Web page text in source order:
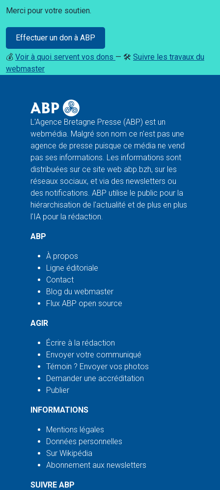
Merci pour votre soutien.
Effectuer un don à ABP
💰 Voir à quoi servent vos dons — 🛠️ Suivre les travaux du
webmaster
L'Agence Bretagne Presse (ABP) est un
webmédia. Malgré son nom ce n'est pas une
agence de presse puisque ce média ne vend
pas ses informations. Les informations sont
distribuées sur ce site web abp.bzh, sur les
réseaux sociaux, et via des newsletters ou
des notifications. ABP utilise le public pour la
hiérarchisation de l'actualité et de plus en plus
l'IA pour la rédaction.
ABP
À propos
Ligne éditoriale
Contact
Blog du webmaster
Flux ABP open source
AGIR
Écrire à la rédaction
Envoyer votre communiqué
Témoin ? Envoyer vos photos
Demander une accréditation
Publier
INFORMATIONS
Mentions légales
Données personnelles
Sur Wikipédia
Abonnement aux newsletters
SUIVRE ABP